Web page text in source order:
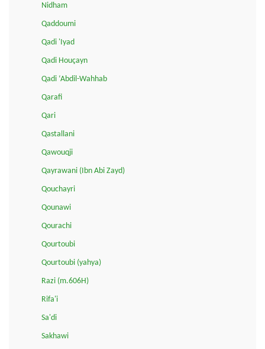
Nidham
Qaddoumi
Qadi 'Iyad
Qadi Houçayn
Qadi ‘Abdil-Wahhab
Qarafi
Qari
Qastallani
Qawouqji
Qayrawani (Ibn Abi Zayd)
Qouchayri
Qounawi
Qourachi
Qourtoubi
Qourtoubi (yahya)
Razi (m.606H)
Rifa'i
Sa'di
Sakhawi